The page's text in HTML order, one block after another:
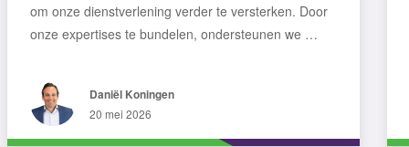
om onze dienstverlening verder te versterken. Door
onze expertises te bundelen, ondersteunen we …
Daniël Koningen
20 mei 2026